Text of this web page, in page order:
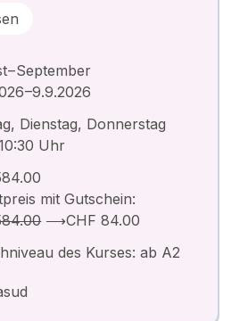
– September
–9.9.2026
Dienstag, Donnerstag
Uhr
mit Gutschein:
⟶CHF 84.00
des Kurses: ab A2